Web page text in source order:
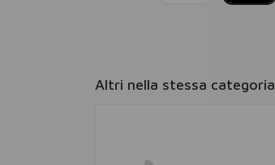
Altri nella stessa categoria